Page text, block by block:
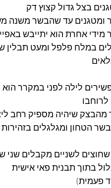
בצל גדול קצוץ דק
ומטגנים עד שהבשר משנה
מידי אחרת הוא יתייבש
במלח פלפל ומעט תבלין
לילה לפני במקרר הוא
מהבצק שיהיה מספיק רחב
הטחון ומגלגלים
לשניים מקבלים שני
בתוך תבנית פאי אישית
פעמית)